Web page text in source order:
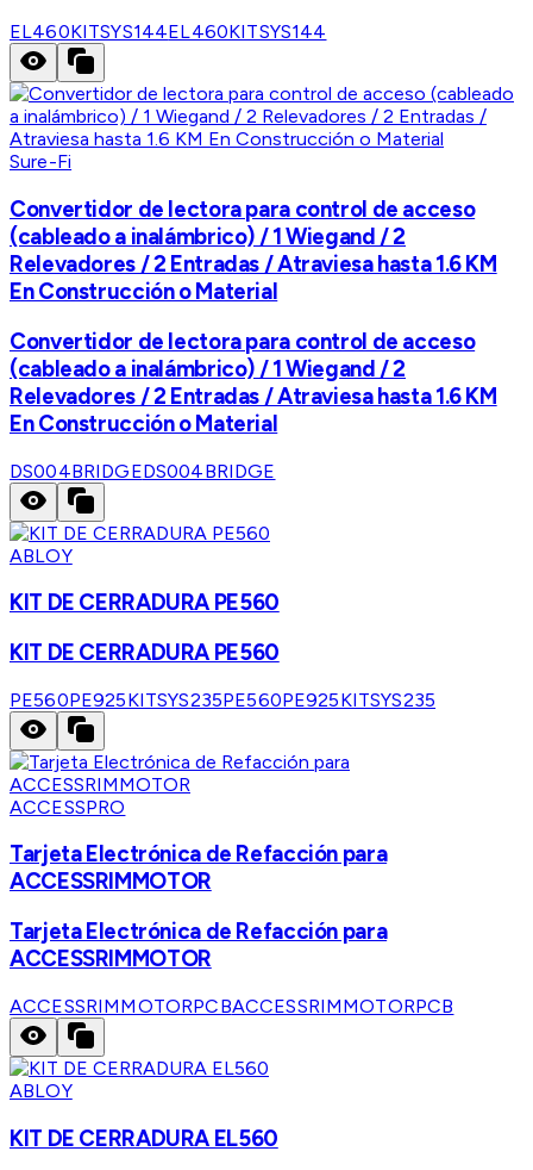
EL460KITSYS144EL460KITSYS144
Sure-Fi
Convertidor de lectora para control de acceso
(cableado a inalámbrico) / 1 Wiegand / 2
Relevadores / 2 Entradas / Atraviesa hasta 1.6 KM
En Construcción o Material
Convertidor de lectora para control de acceso
(cableado a inalámbrico) / 1 Wiegand / 2
Relevadores / 2 Entradas / Atraviesa hasta 1.6 KM
En Construcción o Material
DS004BRIDGEDS004BRIDGE
ABLOY
KIT DE CERRADURA PE560
KIT DE CERRADURA PE560
PE560PE925KITSYS235PE560PE925KITSYS235
ACCESSPRO
Tarjeta Electrónica de Refacción para
ACCESSRIMMOTOR
Tarjeta Electrónica de Refacción para
ACCESSRIMMOTOR
ACCESSRIMMOTORPCBACCESSRIMMOTORPCB
ABLOY
KIT DE CERRADURA EL560